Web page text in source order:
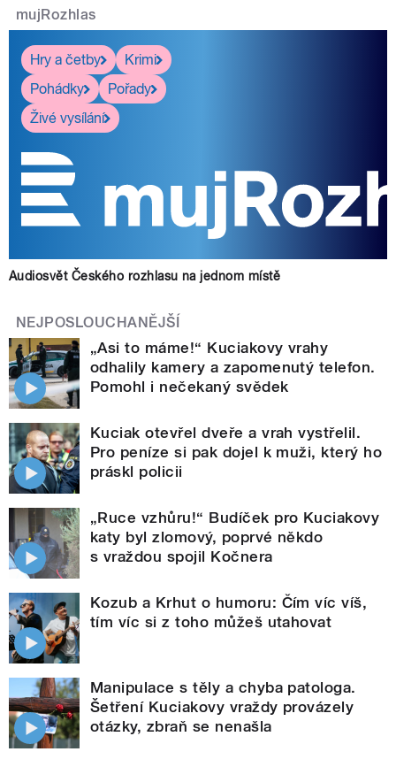
mujRozhlas
Hry a četby
Krimi
Pohádky
Pořady
Živé vysílání
Audiosvět Českého rozhlasu na jednom místě
NEJPOSLOUCHANĚJŠÍ
„Asi to máme!“ Kuciakovy vrahy
odhalily kamery a zapomenutý telefon.
Pomohl i nečekaný svědek
Kuciak otevřel dveře a vrah vystřelil.
Pro peníze si pak dojel k muži, který ho
práskl policii
„Ruce vzhůru!“ Budíček pro Kuciakovy
katy byl zlomový, poprvé někdo
s vraždou spojil Kočnera
Kozub a Krhut o humoru: Čím víc víš,
tím víc si z toho můžeš utahovat
Manipulace s těly a chyba patologa.
Šetření Kuciakovy vraždy provázely
otázky, zbraň se nenašla